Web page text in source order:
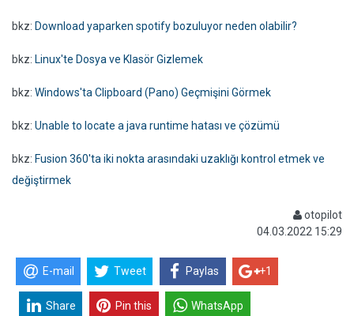
bkz: Download yaparken spotify bozuluyor neden olabilir?
bkz: Linux'te Dosya ve Klasör Gizlemek
bkz: Windows'ta Clipboard (Pano) Geçmişini Görmek
bkz: Unable to locate a java runtime hatası ve çözümü
bkz: Fusion 360'ta iki nokta arasındaki uzaklığı kontrol etmek ve
değiştirmek
otopilot
04.03.2022 15:29
E-mail Tweet Paylas +1
Share Pin this WhatsApp